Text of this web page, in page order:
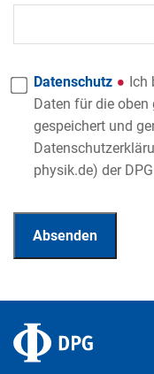
Datenschutz
Ich
Daten für die oben
gespeichert und
physik.de) der